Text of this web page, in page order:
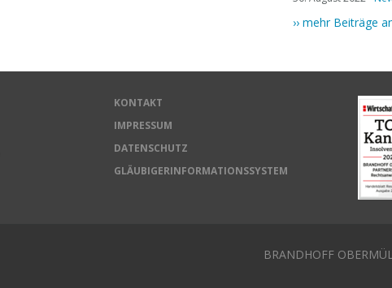
›› mehr Beiträge
KONTAKT
IMPRESSUM
DATENSCHUTZ
GLÄUBIGERINFORMATIONSSYSTEM
BRANDHOFF